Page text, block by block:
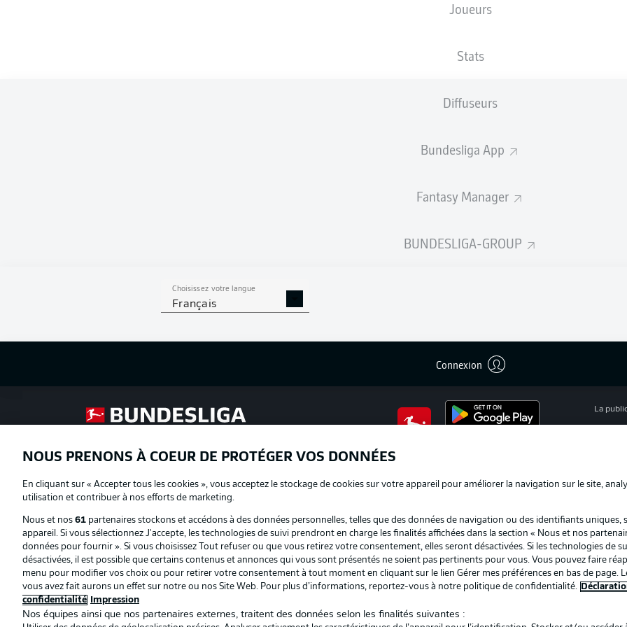
Joueurs
Stats
Diffuseurs
Bundesliga App
Fantasy Manager
BUNDESLIGA-GROUP
Choisissez votre langue
Français
Connexion
Publicité
La
NOUS PRENONS À COEUR DE PROTÉGER VOS DONNÉES
En cliquant sur « Accepter tous les cookies », vous acceptez le stockage de cookies sur votre appareil pour améliorer la navigation sur le site,
utilisation et contribuer à nos efforts de marketing.
Nous et nos 61 partenaires stockons et accédons à des données personnelles, telles que des données de navigation ou des identifiants uniques,
appareil. Si vous sélectionnez J'accepte, les technologies de suivi prendront en charge les finalités affichées dans la section « Nous et nos
données pour fournir ». Si vous choisissez Tout refuser ou que vous retirez votre consentement, elles seront désactivées. Si les technologies de
désactivées, il est possible que certains contenus et annonces qui vous sont présentés ne soient pas pertinents pour vous. Vous pouvez faire
menu pour modifier vos choix ou pour retirer votre consentement à tout moment en cliquant sur le lien Gérer mes préférences en bas de page.
vous avez fait aurons un effet sur notre ou nos Site Web. Pour plus d’informations, reportez-vous à notre politique de confidentialité.
confidentialité
Impression
Nos équipes ainsi que nos partenaires externes, traitent des données selon les finalités suivantes :